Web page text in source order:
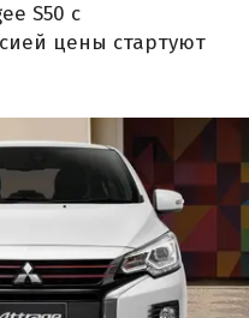
S50 с
цены стартуют